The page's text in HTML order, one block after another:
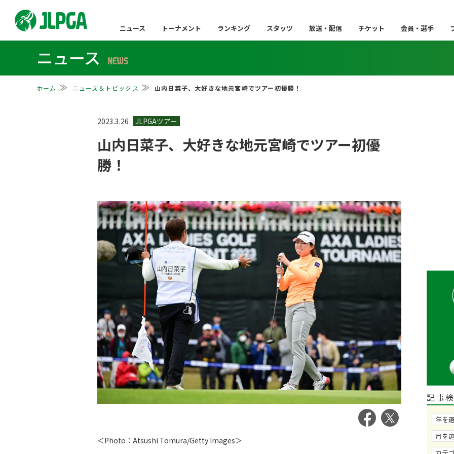
ニュース トーナメント ランキング スタッツ 放送・配信 チケット 会員・選手
ニュース NEWS
ホーム ニュース＆トピックス 山内日菜子、大好きな地元宮崎でツアー初優勝！
2023.3.26
山内日菜子、大好きな地元宮崎でツアー初優
勝！
＜Photo：Atsushi Tomura/Getty Images＞
記事